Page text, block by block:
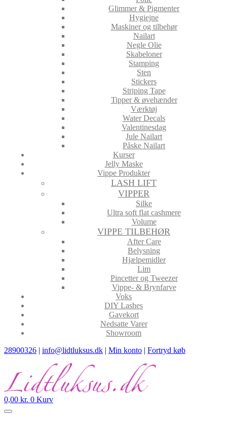
Glimmer & Pigmenter
Hygiejne
Maskiner og tilbehør
Nailart
Negle Olie
Skabeloner
Stamping
Sten
Stickers
Striping Tape
Tipper & øvehænder
Værktøj
Water Decals
Valentinesdag
Jule Nailart
Påske Nailart
Kurser
Jelly Maske
Vippe Produkter
LASH LIFT
VIPPER
Silke
Ultra soft flat cashmere
Volume
VIPPE TILBEHØR
After Care
Belysning
Hjælpemidler
Lim
Pincetter og Tweezer
Vippe- & Brynfarve
Voks
DIY Lashes
Gavekort
Nedsatte Varer
Showroom
28900326 | info@lidtluksus.dk | Min konto | Fortryd køb
0,00 kr. 0 Kurv